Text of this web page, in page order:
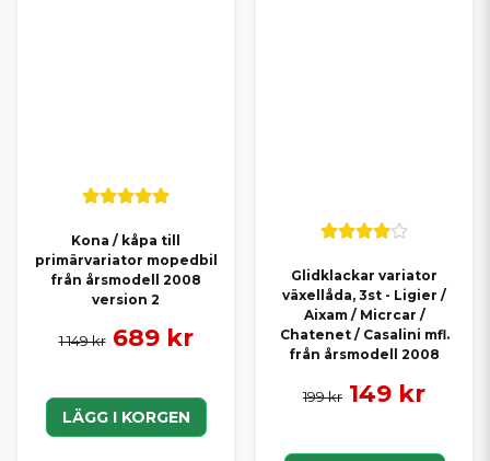
Kona / kåpa till
primärvariator mopedbil
från årsmodell 2008
version 2
1 149 kr 689 kr
LÄGG I KORGEN
Glidklackar variator
växellåda, 3st - Ligier /
Aixam / Micrcar /
Chatenet / Casalini mfl.
från årsmodell 2008
199 kr 149 kr